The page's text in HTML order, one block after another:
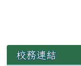
左邊區域內容
校務連結